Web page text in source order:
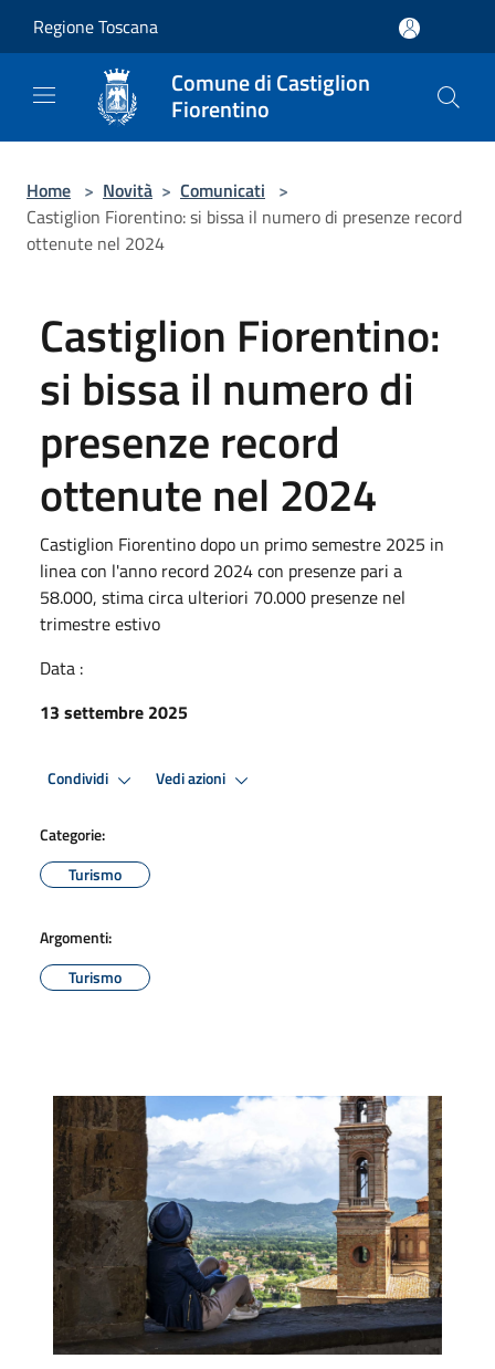
Regione Toscana
Comune di Castiglion
Fiorentino
Home > Novità > Comunicati >
Castiglion Fiorentino: si bissa il numero di presenze record
ottenute nel 2024
Castiglion Fiorentino:
si bissa il numero di
presenze record
ottenute nel 2024
Castiglion Fiorentino dopo un primo semestre 2025 in
linea con l'anno record 2024 con presenze pari a
58.000, stima circa ulteriori 70.000 presenze nel
trimestre estivo
Data :
13 settembre 2025
Condividi Vedi azioni
Categorie:
Turismo
Argomenti:
Turismo